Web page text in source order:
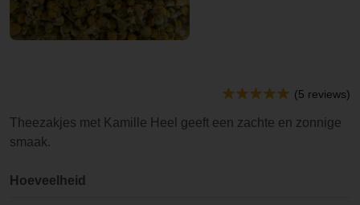
(5 reviews)
Theezakjes met Kamille Heel geeft een zachte en zonnige
smaak.
Hoeveelheid